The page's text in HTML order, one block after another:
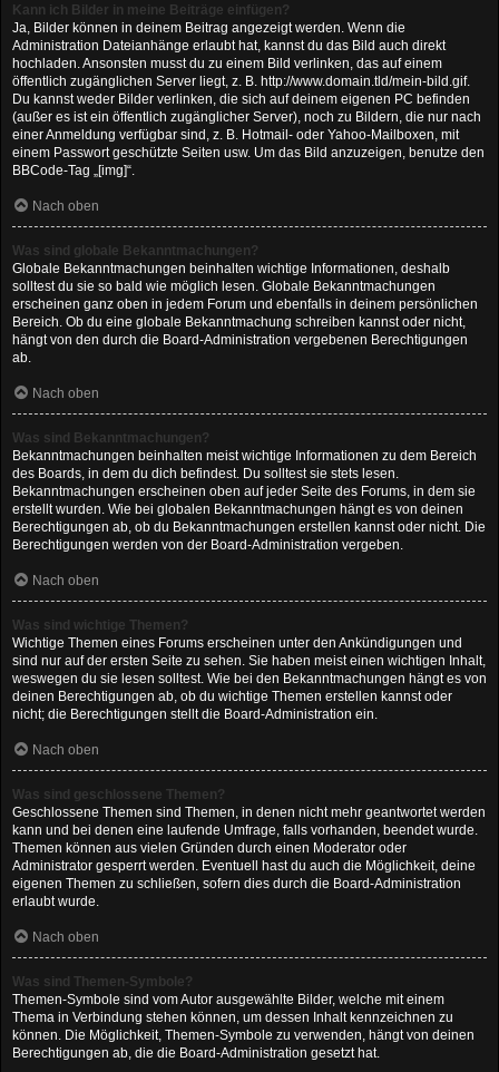
Kann ich Bilder in meine Beiträge einfügen?
Ja, Bilder können in deinem Beitrag angezeigt werden. Wenn die
Administration Dateianhänge erlaubt hat, kannst du das Bild auch direkt
hochladen. Ansonsten musst du zu einem Bild verlinken, das auf einem
öffentlich zugänglichen Server liegt, z. B. http://www.domain.tld/mein-bild.gif.
Du kannst weder Bilder verlinken, die sich auf deinem eigenen PC befinden
(außer es ist ein öffentlich zugänglicher Server), noch zu Bildern, die nur nach
einer Anmeldung verfügbar sind, z. B. Hotmail- oder Yahoo-Mailboxen, mit
einem Passwort geschützte Seiten usw. Um das Bild anzuzeigen, benutze den
BBCode-Tag „[img]“.
Nach oben
Was sind globale Bekanntmachungen?
Globale Bekanntmachungen beinhalten wichtige Informationen, deshalb
solltest du sie so bald wie möglich lesen. Globale Bekanntmachungen
erscheinen ganz oben in jedem Forum und ebenfalls in deinem persönlichen
Bereich. Ob du eine globale Bekanntmachung schreiben kannst oder nicht,
hängt von den durch die Board-Administration vergebenen Berechtigungen
ab.
Nach oben
Was sind Bekanntmachungen?
Bekanntmachungen beinhalten meist wichtige Informationen zu dem Bereich
des Boards, in dem du dich befindest. Du solltest sie stets lesen.
Bekanntmachungen erscheinen oben auf jeder Seite des Forums, in dem sie
erstellt wurden. Wie bei globalen Bekanntmachungen hängt es von deinen
Berechtigungen ab, ob du Bekanntmachungen erstellen kannst oder nicht. Die
Berechtigungen werden von der Board-Administration vergeben.
Nach oben
Was sind wichtige Themen?
Wichtige Themen eines Forums erscheinen unter den Ankündigungen und
sind nur auf der ersten Seite zu sehen. Sie haben meist einen wichtigen Inhalt,
weswegen du sie lesen solltest. Wie bei den Bekanntmachungen hängt es von
deinen Berechtigungen ab, ob du wichtige Themen erstellen kannst oder
nicht; die Berechtigungen stellt die Board-Administration ein.
Nach oben
Was sind geschlossene Themen?
Geschlossene Themen sind Themen, in denen nicht mehr geantwortet werden
kann und bei denen eine laufende Umfrage, falls vorhanden, beendet wurde.
Themen können aus vielen Gründen durch einen Moderator oder
Administrator gesperrt werden. Eventuell hast du auch die Möglichkeit, deine
eigenen Themen zu schließen, sofern dies durch die Board-Administration
erlaubt wurde.
Nach oben
Was sind Themen-Symbole?
Themen-Symbole sind vom Autor ausgewählte Bilder, welche mit einem
Thema in Verbindung stehen können, um dessen Inhalt kennzeichnen zu
können. Die Möglichkeit, Themen-Symbole zu verwenden, hängt von deinen
Berechtigungen ab, die die Board-Administration gesetzt hat.